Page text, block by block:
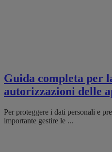
Guida completa per
autorizzazioni delle
Per proteggere i dati personali e
importante gestire le ...